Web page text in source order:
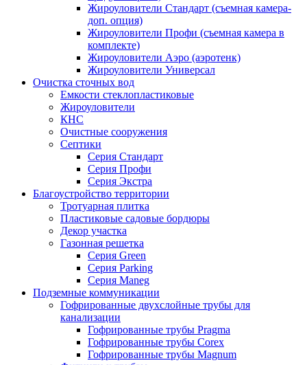
Жироуловители Стандарт (съемная камера-
доп. опция)
Жироуловители Профи (съемная камера в
комплекте)
Жироуловители Аэро (аэротенк)
Жироуловители Универсал
Очистка сточных вод
Емкости стеклопластиковые
Жироуловители
КНС
Очистные сооружения
Септики
Серия Стандарт
Серия Профи
Серия Экстра
Благоустройство территории
Тротуарная плитка
Пластиковые садовые бордюры
Декор участка
Газонная решетка
Серия Green
Серия Parking
Серия Maneg
Подземные коммуникации
Гофрированные двухслойные трубы для
канализации
Гофрированные трубы Pragma
Гофрированные трубы Corex
Гофрированные трубы Magnum